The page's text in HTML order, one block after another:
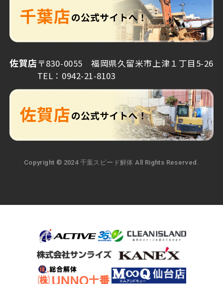
佐賀店〒830-0055 福岡県久留米市上津１丁目5-26
TEL：0942-21-8103
Copyright © 2024 千葉スピード解体 All Rights Reserved.